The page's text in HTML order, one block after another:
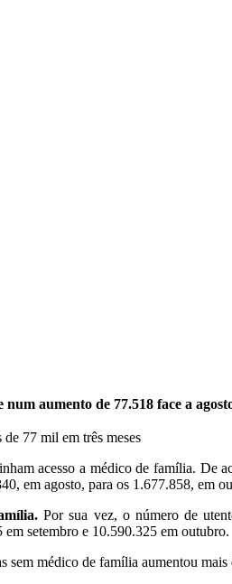
aumento de 77.518 face a
acesso a médico de família. De
em agosto, para os 1.677.858, em
Por sua vez, o número de
setembro e 10.590.325 em outubro.
sem médico de família aumentou